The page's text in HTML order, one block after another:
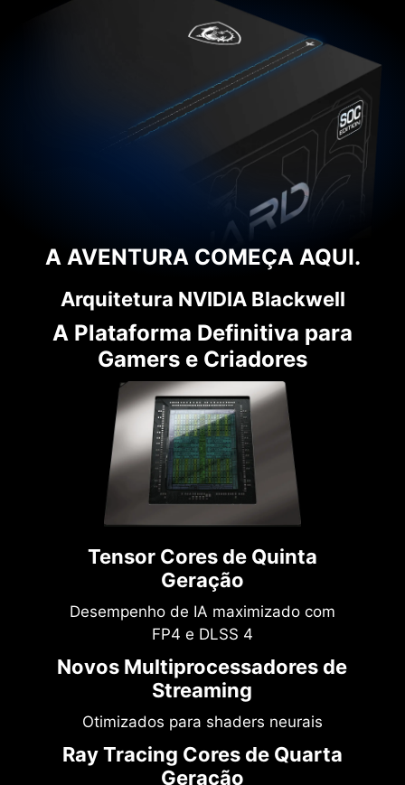
A AVENTURA COMEÇA AQUI.
Arquitetura NVIDIA Blackwell
A Plataforma Definitiva para
Gamers e Criadores
Tensor Cores de Quinta
Geração
Desempenho de IA maximizado com
FP4 e DLSS 4
Novos Multiprocessadores de
Streaming
Otimizados para shaders neurais
Ray Tracing Cores de Quarta
Geração